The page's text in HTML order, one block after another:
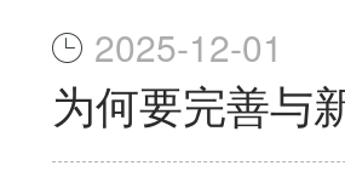
2025-12-01
为何要完善与